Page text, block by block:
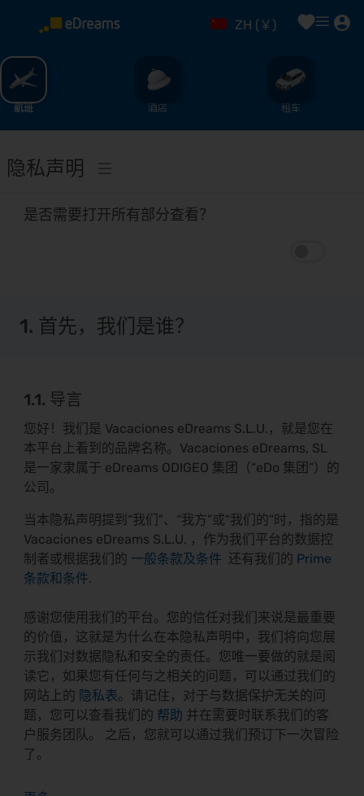
ZH (￥) %
航班 酒店 租车
隐私声明
是否需要打开所有部分查看？
1. 首先，我们是谁？
1.1. 导言
您好！我们是 Vacaciones eDreams S.L.U.，就是您在
本平台上看到的品牌名称。Vacaciones eDreams, SL
是一家隶属于 eDreams ODIGEO 集团（“eDo 集团”）的
公司。
当本隐私声明提到“我们”、“我方”或“我们的”时，指的是
Vacaciones eDreams S.L.U. ，作为我们平台的数据控
制者或根据我们的 一般条款及条件 还有我们的 Prime
条款和条件.
感谢您使用我们的平台。您的信任对我们来说是最重要
的价值，这就是为什么在本隐私声明中，我们将向您展
示我们对数据隐私和安全的责任。您唯一要做的就是阅
读它，如果您有任何与之相关的问题，可以通过我们的
网站上的 隐私表。请记住，对于与数据保护无关的问
题，您可以查看我们的 帮助 并在需要时联系我们的客
户服务团队。
之后，您就可以通过我们预订下一次冒险
了。